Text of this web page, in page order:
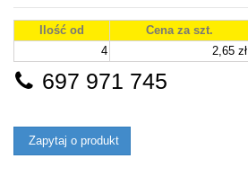
Ilość od Cena za szt.
4
2,65 zł
697 971 745
Zapytaj o produkt